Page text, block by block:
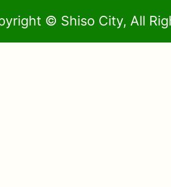
© Shiso City, All